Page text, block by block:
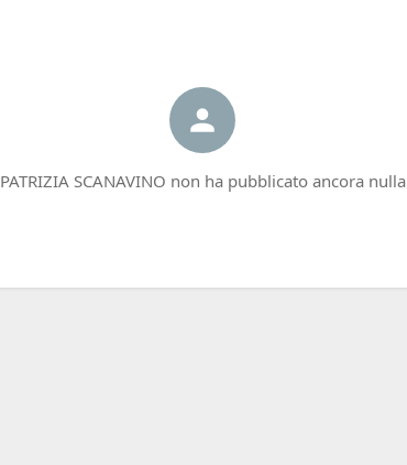
PATRIZIA SCANAVINO non ha pubblicato ancora nulla